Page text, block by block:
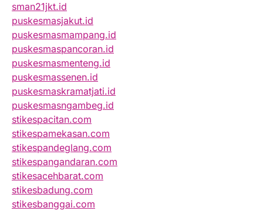
sman21jkt.id
puskesmasjakut.id
puskesmasmampang.id
puskesmaspancoran.id
puskesmasmenteng.id
puskesmassenen.id
puskesmaskramatjati.id
puskesmasngambeg.id
stikespacitan.com
stikespamekasan.com
stikespandeglang.com
stikespangandaran.com
stikesacehbarat.com
stikesbadung.com
stikesbanggai.com